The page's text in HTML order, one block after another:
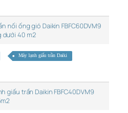
nối ống gió Daikin FBFC60DVM9
dưới 40 m2
Máy lạnh giấu trần Daiki
giấu trần Daikin FBFC40DVM9